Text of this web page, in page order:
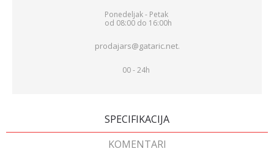
Ponedeljak - Petak
od 08:00 do 16:00h
prodajars@gataric.net.
00 - 24h
SPECIFIKACIJA
KOMENTARI